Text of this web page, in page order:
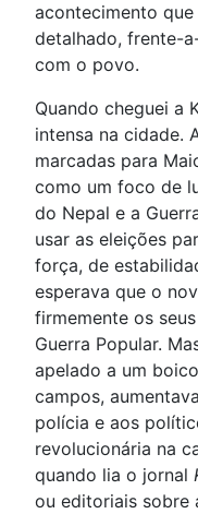
acontecimento
detalhado, frente-
com o povo.
Quando cheguei a
intensa na cidade.
marcadas para
como um foco de
do Nepal e a
usar as eleições
força, de
esperava que o
firmemente os
Guerra Popular.
apelado a um
campos,
polícia e aos
revolucionária na
quando lia o jornal
ou editoriais sobre